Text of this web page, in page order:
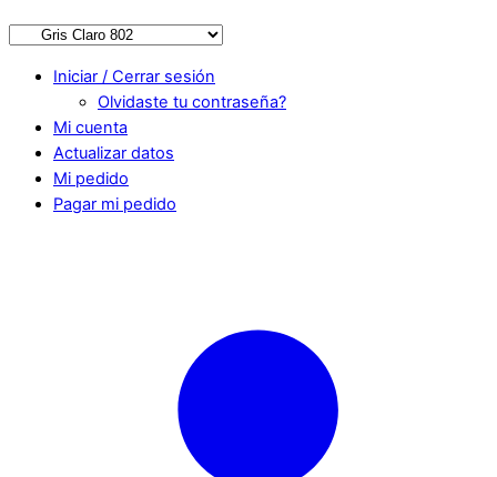
Iniciar / Cerrar sesión
Olvidaste tu contraseña?
Mi cuenta
Actualizar datos
Mi pedido
Pagar mi pedido